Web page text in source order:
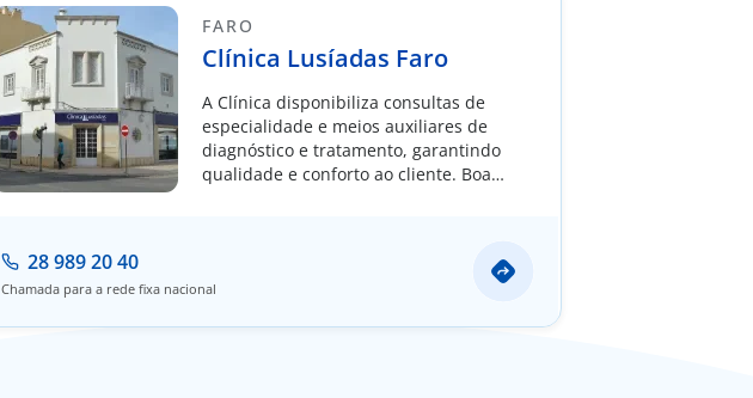
FARO
Clínica Lusíadas Faro
A Clínica disponibiliza consultas de
especialidade e meios auxiliares de
diagnóstico e tratamento, garantindo
qualidade e conforto ao cliente. Boa
28 989 20 40
Chamada para a rede fixa nacional